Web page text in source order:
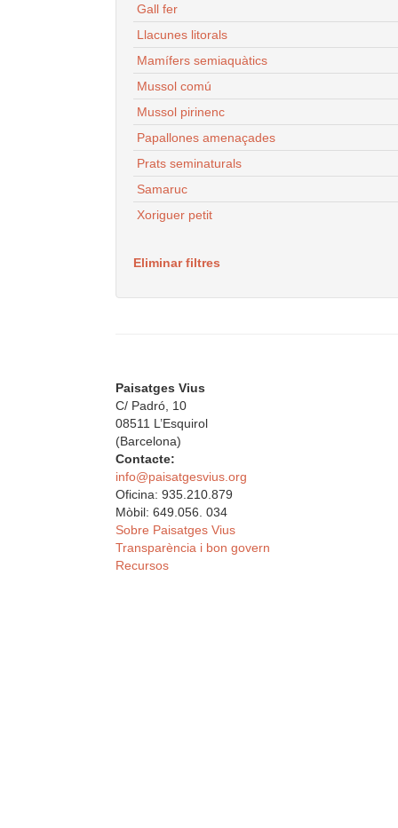
Gall fer
Llacunes litorals
Mamífers semiaquàtics
Mussol comú
Mussol pirinenc
Papallones amenaçades
Prats seminaturals
Samaruc
Xoriguer petit
Eliminar filtres
Paisatges Vius
C/ Padró, 10
08511 L’Esquirol
(Barcelona)
Contacte:
info@paisatgesvius.org
Oficina: 935.210.879
Mòbil: 649.056. 034
Sobre Paisatges Vius
Transparència i bon govern
Recursos